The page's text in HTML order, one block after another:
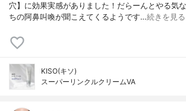
穴】に効果実感がありました！だらーんとやる気
ちの阿鼻叫喚が聞こえてくるようです…続きを見る
KISO(キソ)
スーパーリンクルクリームVA